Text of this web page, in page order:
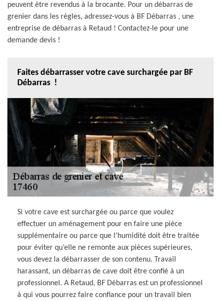
peuvent être revendus à la brocante. Pour un débarras de
grenier dans les règles, adressez-vous à BF Débarras , une
entreprise de débarras à Retaud ! Contactez-le pour une
demande devis !
Faites débarrasser votre cave surchargée par BF
Débarras !
Si votre cave est surchargée ou parce que voulez
effectuer un aménagement pour en faire une pièce
supplémentaire ou parce que l’humidité doit être traitée
pour éviter qu’elle ne remonte aux pièces supérieures,
vous devez la débarrasser de son contenu. Travail
harassant, un débarras de cave doit être confié à un
professionnel. A Retaud, BF Débarras est un professionnel
à qui vous pourrez faire confiance pour un travail bien